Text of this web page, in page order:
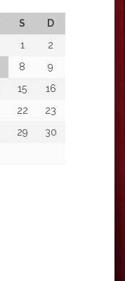
S
D
1
2
8
9
15
16
22
23
29
30